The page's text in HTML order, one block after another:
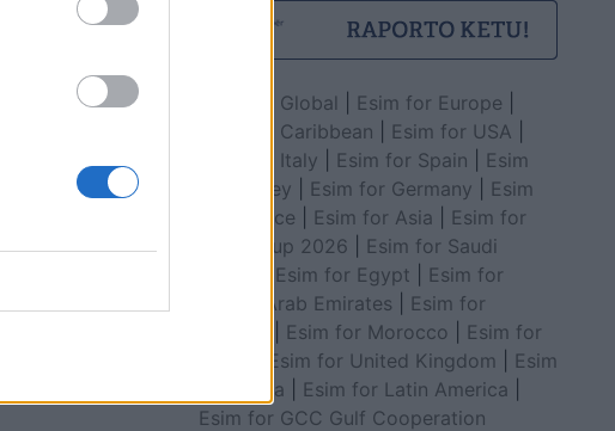
Esim for Global Esim for Europe
Esim for Caribbean
Esim for USA
Esim for Italy
Esim for Spain
Esim
for Turkey
Esim for Germany
Esim
for Greece
Esim for Asia
Esim for
World Cup 2026
Esim for Saudi
Esim for Egypt
Esim for
United Arab Emirates
Esim for
Esim for Morocco
Esim for
Esim for United Kingdom
Esim
for Africa
Esim for Latin America
Esim for GCC Gulf Cooperation